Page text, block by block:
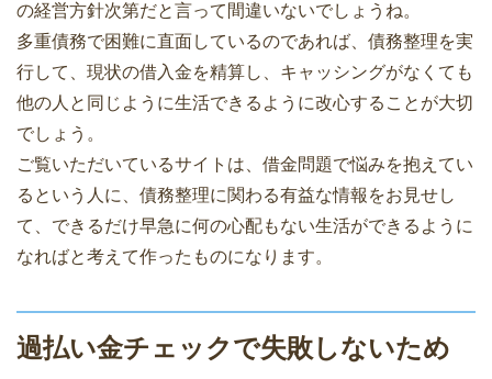
の経営方針次第だと言って間違いないでしょうね。
多重債務で困難に直面しているのであれば、債務整理を実
行して、現状の借入金を精算し、キャッシングがなくても
他の人と同じように生活できるように改心することが大切
でしょう。
ご覧いただいているサイトは、借金問題で悩みを抱えてい
るという人に、債務整理に関わる有益な情報をお見せし
て、できるだけ早急に何の心配もない生活ができるように
なればと考えて作ったものになります。
過払い金チェックで失敗しないため